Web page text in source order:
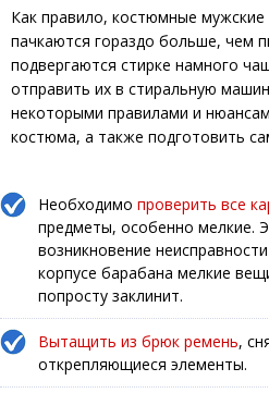
Как правило, костюмные
пачкаются гораздо больше, чем
подвергаются стирке намного
отправить их в стиральную
некоторыми правилами и
костюма, а также подготовить
Необходимо проверить все
предметы, особенно мелкие.
возникновение
корпусе барабана мелкие
попросту заклинит.
Вытащить из брюк ремень,
открепляющиеся элементы.